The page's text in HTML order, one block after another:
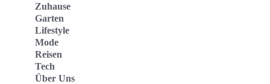
Zuhause
Garten
Lifestyle
Mode
Reisen
Tech
Über Uns